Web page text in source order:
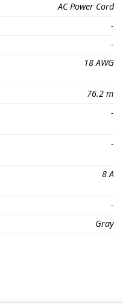
AC Power Cord
-
-
18 AWG
76.2 m
-
-
8 A
-
Gray